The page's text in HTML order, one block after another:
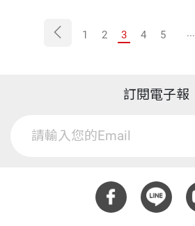
1 2 3 4 5 ...
訂閱電子報